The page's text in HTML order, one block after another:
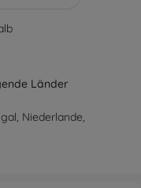
Länder
Niederlande,